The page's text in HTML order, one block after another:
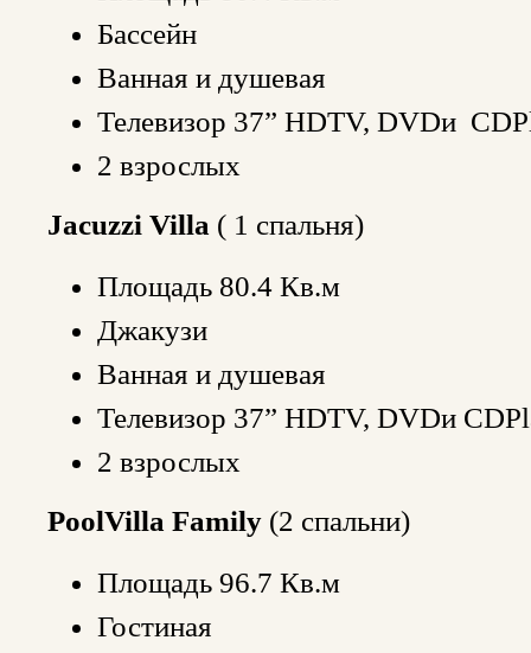
Бассейн
Ванная и душевая
Телевизор 37” HDTV, DVDи
2 взрослых
Jacuzzi Villa ( 1 спальня)
Площадь 80.4 Кв.м
Джакузи
Ванная и душевая
Телевизор 37” HDTV, DVDи
2 взрослых
PoolVilla Family (2 спальни)
Площадь 96.7 Кв.м
Гостиная